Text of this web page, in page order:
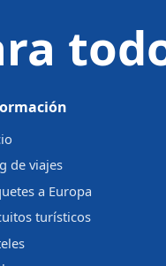
de viajes
a Europa
turísticos